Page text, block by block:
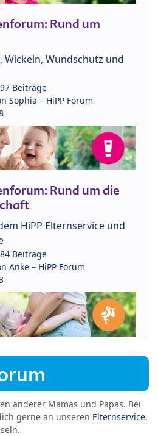
Rund um
Wickeln, Wundschutz und
Beiträge
Sophia – HiPP Forum
Rund um die
HiPP Elternservice und
Beiträge
Anke – HiPP Forum
anderer Mamas und Papas. Bei
gerne an unseren Elternservice.